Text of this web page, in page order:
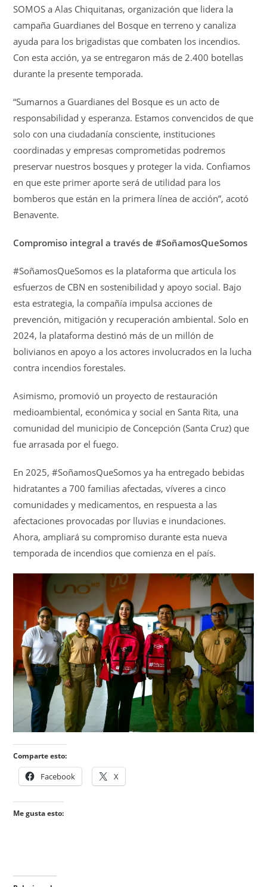
SOMOS a Alas Chiquitanas, organización que lidera la
campaña Guardianes del Bosque en terreno y canaliza
ayuda para los brigadistas que combaten los incendios.
Con esta acción, ya se entregaron más de 2.400 botellas
durante la presente temporada.
“Sumarnos a Guardianes del Bosque es un acto de
responsabilidad y esperanza. Estamos convencidos de que
solo con una ciudadanía consciente, instituciones
coordinadas y empresas comprometidas podremos
preservar nuestros bosques y proteger la vida. Confiamos
en que este primer aporte será de utilidad para los
bomberos que están en la primera línea de acción”, acotó
Benavente.
Compromiso integral a través de #SoñamosQueSomos
#SoñamosQueSomos es la plataforma que articula los
esfuerzos de CBN en sostenibilidad y apoyo social. Bajo
esta estrategia, la compañía impulsa acciones de
prevención, mitigación y recuperación ambiental. Solo en
2024, la plataforma destinó más de un millón de
bolivianos en apoyo a los actores involucrados en la lucha
contra incendios forestales.
Asimismo, promovió un proyecto de restauración
medioambiental, económica y social en Santa Rita, una
comunidad del municipio de Concepción (Santa Cruz) que
fue arrasada por el fuego.
En 2025, #SoñamosQueSomos ya ha entregado bebidas
hidratantes a 700 familias afectadas, víveres a cinco
comunidades y medicamentos, en respuesta a las
afectaciones provocadas por lluvias e inundaciones.
Ahora, ampliará su compromiso durante esta nueva
temporada de incendios que comienza en el país.
Comparte esto:
Facebook X
Me gusta esto: